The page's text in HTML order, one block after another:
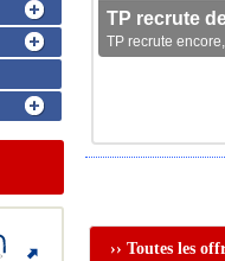
TP recrute
TP recrute
›› Toutes les